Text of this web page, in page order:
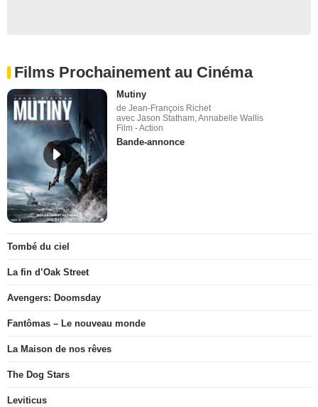
Films Prochainement au Cinéma
Mutiny
de Jean-François Richet
avec Jason Statham, Annabelle Wallis
Film - Action
Bande-annonce
Tombé du ciel
La fin d’Oak Street
Avengers: Doomsday
Fantômas – Le nouveau monde
La Maison de nos rêves
The Dog Stars
Leviticus